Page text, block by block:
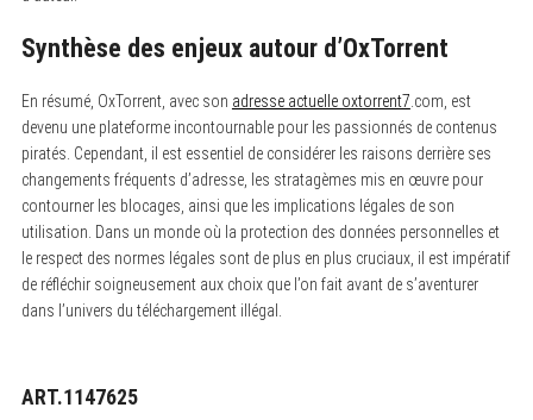
Synthèse des enjeux autour d’OxTorrent
En résumé, OxTorrent, avec son adresse actuelle oxtorrent7 .com, est
devenu une plateforme incontournable pour les passionnés de contenus
piratés. Cependant, il est essentiel de considérer les raisons derrière ses
changements fréquents d’adresse, les stratagèmes mis en œuvre pour
contourner les blocages, ainsi que les implications légales de son
utilisation. Dans un monde où la protection des données personnelles et
le respect des normes légales sont de plus en plus cruciaux, il est impératif
de réfléchir soigneusement aux choix que l’on fait avant de s’aventurer
dans l’univers du téléchargement illégal.
ART.1147625